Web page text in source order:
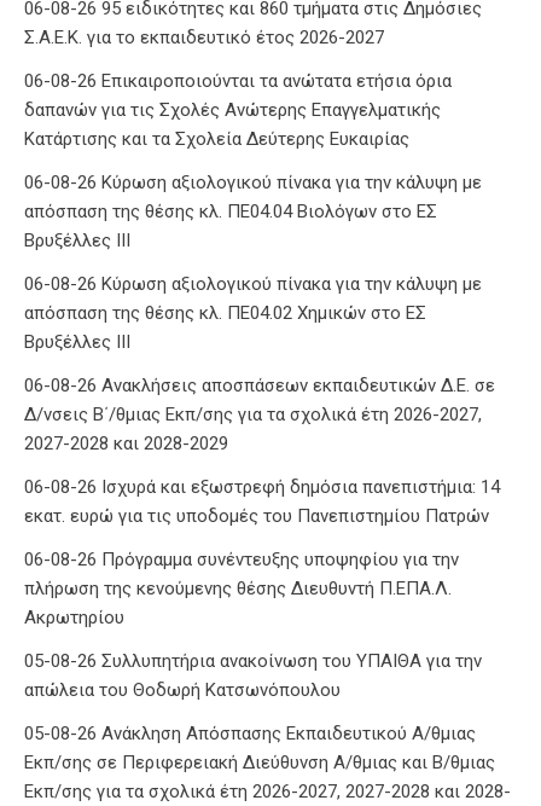
06-08-26 95 ειδικότητες και 860 τμήματα στις Δημόσιες
Σ.Α.Ε.Κ. για το εκπαιδευτικό έτος 2026-2027
06-08-26 Επικαιροποιούνται τα ανώτατα ετήσια όρια
δαπανών για τις Σχολές Ανώτερης Επαγγελματικής
Κατάρτισης και τα Σχολεία Δεύτερης Ευκαιρίας
06-08-26 Κύρωση αξιολογικού πίνακα για την κάλυψη με
απόσπαση της θέσης κλ. ΠΕ04.04 Βιολόγων στο ΕΣ
Βρυξέλλες ΙΙΙ
06-08-26 Κύρωση αξιολογικού πίνακα για την κάλυψη με
απόσπαση της θέσης κλ. ΠΕ04.02 Χημικών στο ΕΣ
Βρυξέλλες ΙΙΙ
06-08-26 Ανακλήσεις αποσπάσεων εκπαιδευτικών Δ.Ε. σε
Δ/νσεις Β΄/θμιας Εκπ/σης για τα σχολικά έτη 2026-2027,
2027-2028 και 2028-2029
06-08-26 Ισχυρά και εξωστρεφή δημόσια πανεπιστήμια: 14
εκατ. ευρώ για τις υποδομές του Πανεπιστημίου Πατρών
06-08-26 Πρόγραμμα συνέντευξης υποψηφίου για την
πλήρωση της κενούμενης θέσης Διευθυντή Π.ΕΠΑ.Λ.
Ακρωτηρίου
05-08-26 Συλλυπητήρια ανακοίνωση του ΥΠΑΙΘΑ για την
απώλεια του Θοδωρή Κατσωνόπουλου
05-08-26 Ανάκληση Απόσπασης Εκπαιδευτικού Α/θμιας
Εκπ/σης σε Περιφερειακή Διεύθυνση Α/θμιας και Β/θμιας
Εκπ/σης για τα σχολικά έτη 2026-2027, 2027-2028 και 2028-